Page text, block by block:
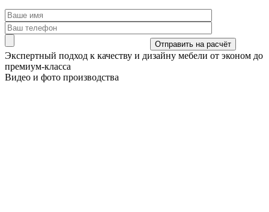
Экспертный подход к качеству и дизайну мебели от эконом до
премиум-класса
Видео и фото производства